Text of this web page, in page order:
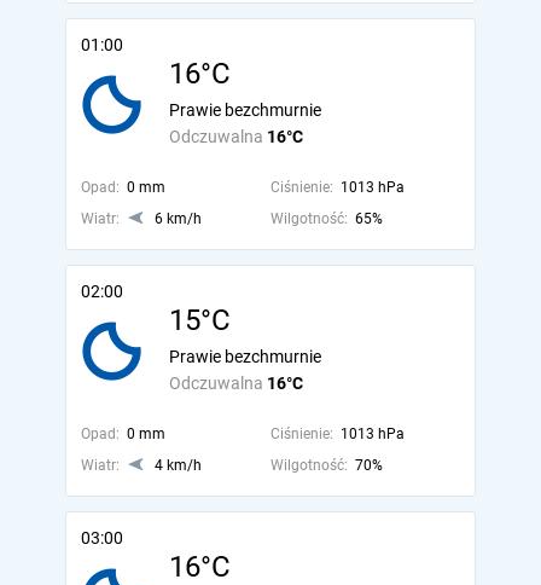
01:00
16°C
Odczuwalna 16°C
Prawie bezchmurnie
Opad: 0 mm Ciśnienie: 1013 hPa
Wiatr:
6 km/h Wilgotność: 65%
02:00
15°C
Odczuwalna 16°C
Prawie bezchmurnie
Opad: 0 mm Ciśnienie: 1013 hPa
Wiatr:
4 km/h Wilgotność: 70%
03:00
16°C